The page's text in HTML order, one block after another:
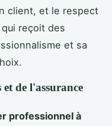
client, et le respect
reçoit des
et sa
de l'assurance
professionnel à